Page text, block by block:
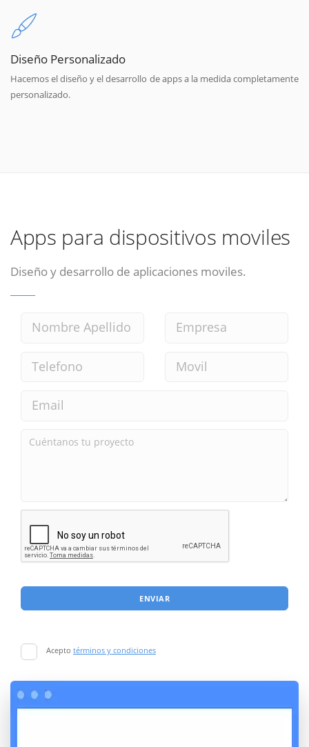
Diseño Personalizado
Hacemos el diseño y el desarrollo de apps a la medida completamente
personalizado.
Apps para dispositivos moviles
Diseño y desarrollo de aplicaciones moviles.
ENVIAR
Acepto términos y condiciones